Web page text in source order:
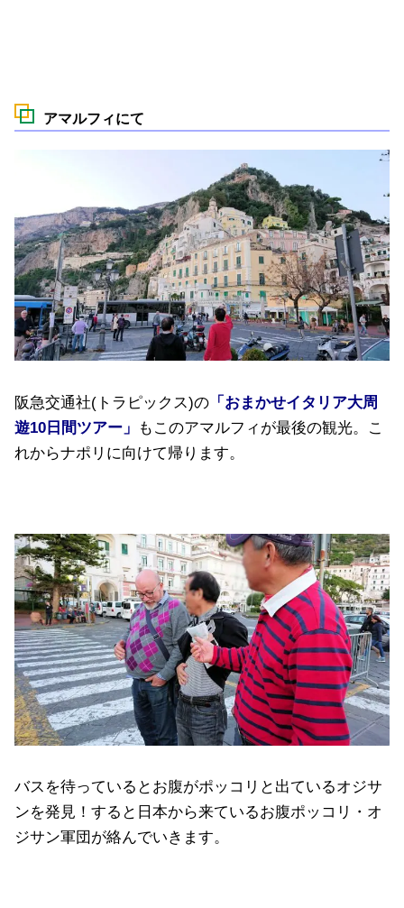
アマルフィにて
阪急交通社(トラピックス)の 「おまかせイタリア大周
遊10日間ツアー」
もこのアマルフィが最後の観光。こ
れからナポリに向けて帰ります。
バスを待っているとお腹がポッコリと出ているオジサ
ンを発見！すると日本から来ているお腹ポッコリ・オ
ジサン軍団が絡んでいきます。